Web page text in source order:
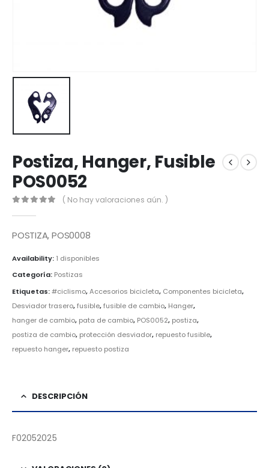
Postiza, Hanger, Fusible
POS0052
( No hay valoraciones aún. )
POSTIZA, POS0008
Availability: 1 disponibles
Categoría: Postizas
Etiquetas:#ciclismo,Accesorios bicicleta, Componentes bicicleta,
Desviador trasero,fusible,fusible de cambio, Hanger,
hanger de cambio, pata de cambio, POS0052, postiza,
postiza de cambio, protección desviador, repuesto fusible,
repuesto hanger, repuesto postiza
DESCRIPCIÓN
F02052025